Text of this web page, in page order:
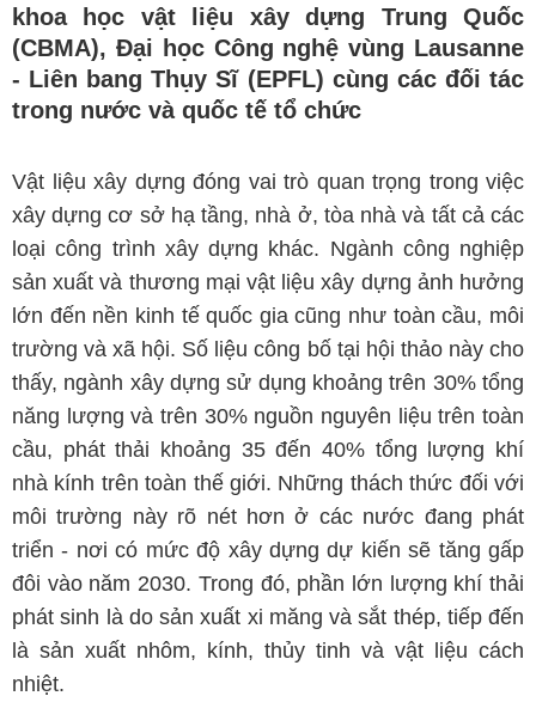
khoa học vật liệu xây dựng Trung Quốc
(CBMA), Đại học Công nghệ vùng Lausanne
- Liên bang Thụy Sĩ (EPFL) cùng các đối tác
trong nước và quốc tế tổ chức
Vật liệu xây dựng đóng vai trò quan trọng trong việc
xây dựng cơ sở hạ tầng, nhà ở, tòa nhà và tất cả các
loại công trình xây dựng khác. Ngành công nghiệp
sản xuất và thương mại vật liệu xây dựng ảnh hưởng
lớn đến nền kinh tế quốc gia cũng như toàn cầu, môi
trường và xã hội. Số liệu công bố tại hội thảo này cho
thấy, ngành xây dựng sử dụng khoảng trên 30% tổng
năng lượng và trên 30% nguồn nguyên liệu trên toàn
cầu, phát thải khoảng 35 đến 40% tổng lượng khí
nhà kính trên toàn thế giới. Những thách thức đối với
môi trường này rõ nét hơn ở các nước đang phát
triển - nơi có mức độ xây dựng dự kiến sẽ tăng gấp
đôi vào năm 2030. Trong đó, phần lớn lượng khí thải
phát sinh là do sản xuất xi măng và sắt thép, tiếp đến
là sản xuất nhôm, kính, thủy tinh và vật liệu cách
nhiệt.